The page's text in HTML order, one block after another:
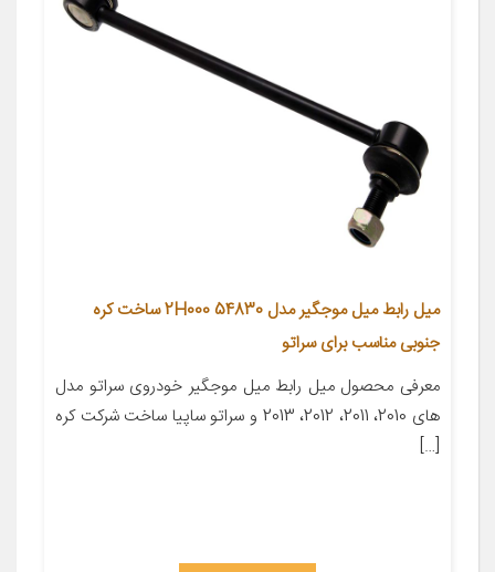
میل رابط میل موجگیر مدل 54830 2H000 ساخت کره
جنوبی مناسب برای سراتو
معرفی محصول میل رابط میل موجگیر خودروی سراتو مدل
های 2010، 2011، 2012، 2013 و سراتو ساپیا ساخت شرکت کره
[…]